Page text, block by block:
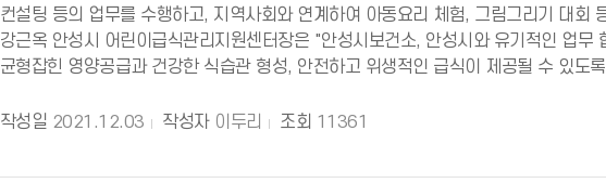
컨설팅 등의 업무를 수행하고, 지역사회와 연계하여 아동요리 체험, 그림그리기 대회
강근옥 안성시 어린이급식관리지원센터장은 "안성시보건소, 안성시와 유기적인 업무
균형잡힌 영양공급과 건강한 식습관 형성, 안전하고 위생적인 급식이 제공될 수 있도
작성일 2021.12.03 작성자 이두리 조회 11361